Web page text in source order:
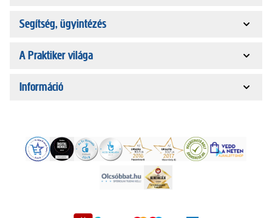
Segítség, ügyintézés
A Praktiker világa
Információ